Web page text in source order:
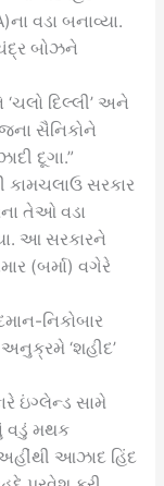
વડા બનાવ્યા.
બોઝને
દિલ્લી’ અને
સૈનિકોને
દૂગા.”
કામચલાઉ સરકાર
તેઓ વડા
આ સરકારને
(બર્મા) વગેરે
નિકોબાર
‘શહીદ’
ઇંગ્લેન્ડ સામે
વડું મથક
આઝાદ હિંદ